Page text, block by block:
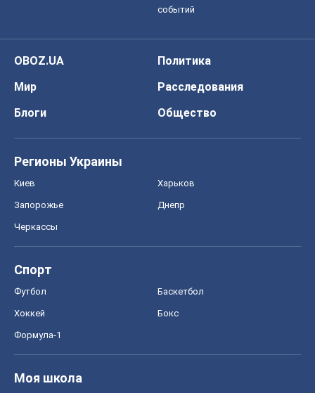
событий
OBOZ.UA
Политика
Мир
Расследования
Блоги
Общество
Регионы Украины
Киев Харьков
Запорожье Днепр
Черкассы
Спорт
Футбол Баскетбол
Хоккей Бокс
Формула-1
Моя школа